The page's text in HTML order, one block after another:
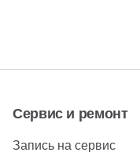
Сервис и ремонт
Запись на сервис